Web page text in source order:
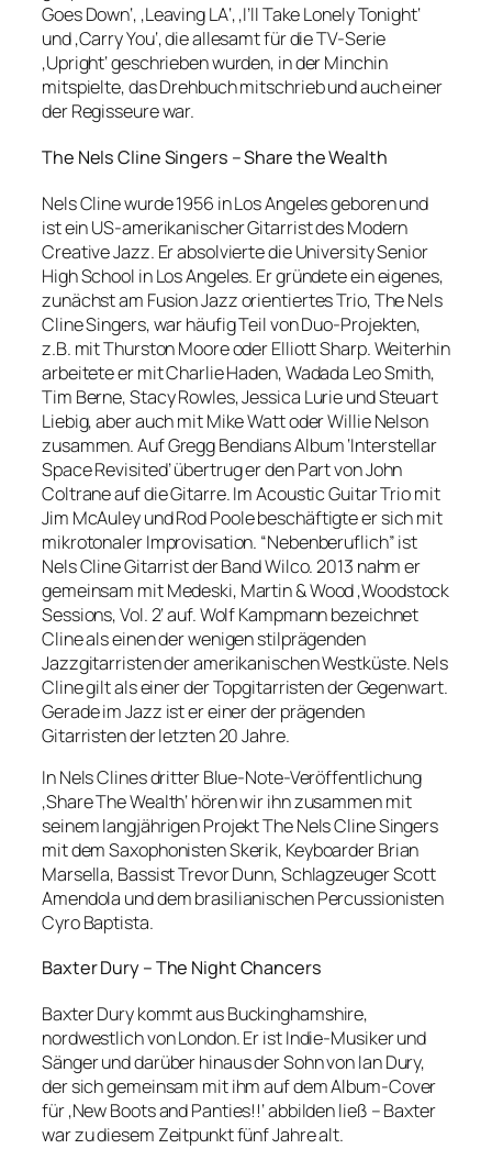
Goes Down‘, ‚Leaving LA‘, ‚I’ll Take Lonely Tonight‘
und ‚Carry You‘, die allesamt für die TV-Serie
‚Upright‘ geschrieben wurden, in der Minchin
mitspielte, das Drehbuch mitschrieb und auch einer
der Regisseure war.
The Nels Cline Singers – Share the Wealth
Nels Cline wurde 1956 in Los Angeles geboren und
ist ein US-amerikanischer Gitarrist des Modern
Creative Jazz. Er absolvierte die University Senior
High School in Los Angeles. Er gründete ein eigenes,
zunächst am Fusion Jazz orientiertes Trio, The Nels
Cline Singers, war häufig Teil von Duo-Projekten,
z.B. mit Thurston Moore oder Elliott Sharp. Weiterhin
arbeitete er mit Charlie Haden, Wadada Leo Smith,
Tim Berne, Stacy Rowles, Jessica Lurie und Steuart
Liebig, aber auch mit Mike Watt oder Willie Nelson
zusammen. Auf Gregg Bendians Album ‘Interstellar
Space Revisited’ übertrug er den Part von John
Coltrane auf die Gitarre. Im Acoustic Guitar Trio mit
Jim McAuley und Rod Poole beschäftigte er sich mit
mikrotonaler Improvisation. “Nebenberuflich” ist
Nels Cline Gitarrist der Band Wilco. 2013 nahm er
gemeinsam mit Medeski, Martin & Wood ‚Woodstock
Sessions, Vol. 2‘ auf. Wolf Kampmann bezeichnet
Cline als einen der wenigen stilprägenden
Jazzgitarristen der amerikanischen Westküste. Nels
Cline gilt als einer der Topgitarristen der Gegenwart.
Gerade im Jazz ist er einer der prägenden
Gitarristen der letzten 20 Jahre.
In Nels Clines dritter Blue-Note-Veröffentlichung
‚Share The Wealth‘ hören wir ihn zusammen mit
seinem langjährigen Projekt The Nels Cline Singers
mit dem Saxophonisten Skerik, Keyboarder Brian
Marsella, Bassist Trevor Dunn, Schlagzeuger Scott
Amendola und dem brasilianischen Percussionisten
Cyro Baptista.
Baxter Dury – The Night Chancers
Baxter Dury kommt aus Buckinghamshire,
nordwestlich von London. Er ist Indie-Musiker und
Sänger und darüber hinaus der Sohn von Ian Dury,
der sich gemeinsam mit ihm auf dem Album-Cover
für ‚New Boots and Panties!!‘ abbilden ließ – Baxter
war zu diesem Zeitpunkt fünf Jahre alt.